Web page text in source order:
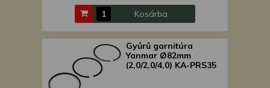
Kosárba
Gyűrű garnitúra
Yanmar Ø82mm
(2,0/2,0/4,0) KA-PRS35